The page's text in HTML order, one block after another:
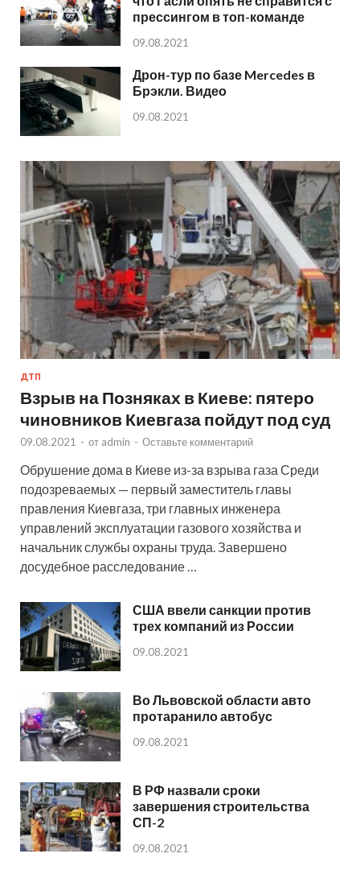
прессингом в топ-команде
09.08.2021
Дрон-тур по базе Mercedes в
Брэкли. Видео
09.08.2021
ДТП
Взрыв на Позняках в Киеве: пятеро
чиновников Киевгаза пойдут под суд
09.08.2021 - от admin - Оставьте комментарий
Обрушение дома в Киеве из-за взрыва газа Среди
подозреваемых — первый заместитель главы
правления Киевгаза, три главных инженера
управлений эксплуатации газового хозяйства и
начальник службы охраны труда. Завершено
досудебное расследование …
США ввели санкции против
трех компаний из России
09.08.2021
Во Львовской области авто
протаранило автобус
09.08.2021
В РФ назвали сроки
завершения строительства
СП-2
09.08.2021